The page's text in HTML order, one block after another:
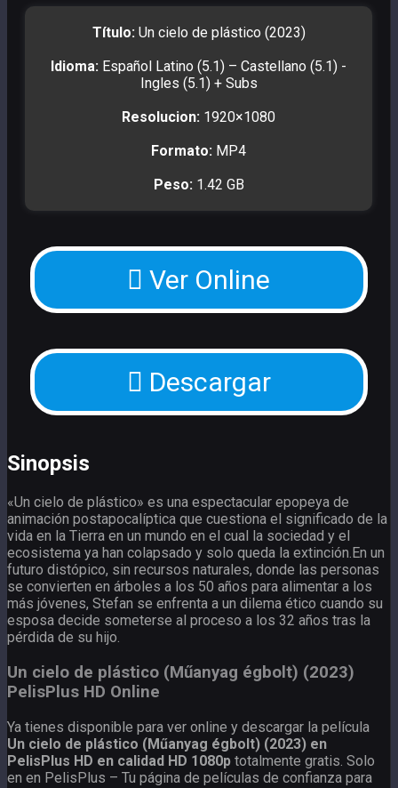
Título: Un cielo de plástico (2023)
Idioma: Español Latino (5.1) – Castellano (5.1) -
Ingles (5.1) + Subs
Resolucion: 1920×1080
Formato: MP4
Peso: 1.42 GB
Ver Online
Descargar
Sinopsis
«Un cielo de plástico» es una espectacular epopeya de
animación postapocalíptica que cuestiona el significado de la
vida en la Tierra en un mundo en el cual la sociedad y el
ecosistema ya han colapsado y solo queda la extinción.En un
futuro distópico, sin recursos naturales, donde las personas
se convierten en árboles a los 50 años para alimentar a los
más jóvenes, Stefan se enfrenta a un dilema ético cuando su
esposa decide someterse al proceso a los 32 años tras la
pérdida de su hijo.
Un cielo de plástico (Műanyag égbolt) (2023)
PelisPlus HD Online
Ya tienes disponible para ver online y descargar la película
Un cielo de plástico (Műanyag égbolt) (2023) en
PelisPlus HD en calidad HD 1080p totalmente gratis. Solo
en en PelisPlus – Tu página de películas de confianza para